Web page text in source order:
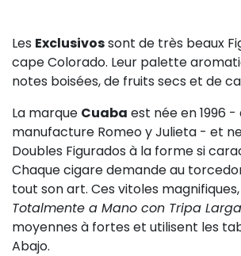
Les Exclusivossont de très beaux
cape Colorado. Leur palette
notes boisées, de fruits secs et de
La marque Cuaba est née en 1996 -
manufacture Romeo y Julieta - et
Doubles Figurados à la forme si
Chaque cigare demande au
tout son art. Ces vitoles
Totalmente a Mano con Tripa Larga
moyennes à fortes et utilisent les
Abajo.